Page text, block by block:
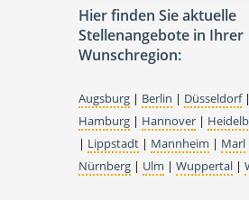
Hier finden Sie aktuelle
Stellenangebote in Ihrer
Wunschregion:
Augsburg | Berlin | Düsseldorf|
Hamburg | Hannover |
| Lippstadt | Mannheim | Marl
Nürnberg | Ulm | Wuppertal |